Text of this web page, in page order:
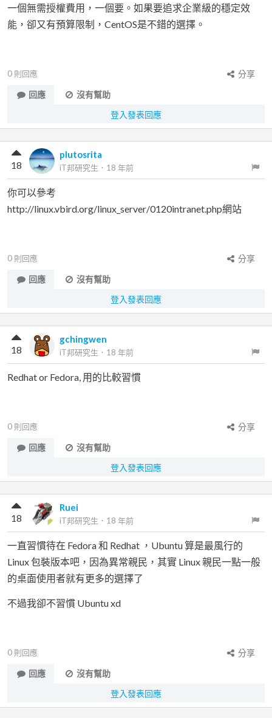
一個無需授權費用，一個要。如果要追求企業級的穩定效
能，卻又有預算限制，CentOS是不錯的選擇。
0 則回應
分享
回應
沒有幫助
登入發表回應
plutosrita
iT邦研究生 ． 18 年前
18
你可以參考
http://linux.vbird.org/linux_server/0120intranet.php網站
0 則回應
分享
回應
沒有幫助
登入發表回應
gchingwen
iT邦研究生 ． 18 年前
18
Redhat or Fedora, 用的比較習慣
0 則回應
分享
回應
沒有幫助
登入發表回應
Ruei
iT邦研究生 ． 18 年前
18
一直習慣待在 Fedora 和 Redhat ，Ubuntu 算是最風行的
Linux 包裝版本吧，因為異常親民，其實 Linux 親民一點一般
的桌面使用者就有更多的選擇了
不過我卻不習慣 Ubuntu xd
0 則回應
分享
回應
沒有幫助
登入發表回應